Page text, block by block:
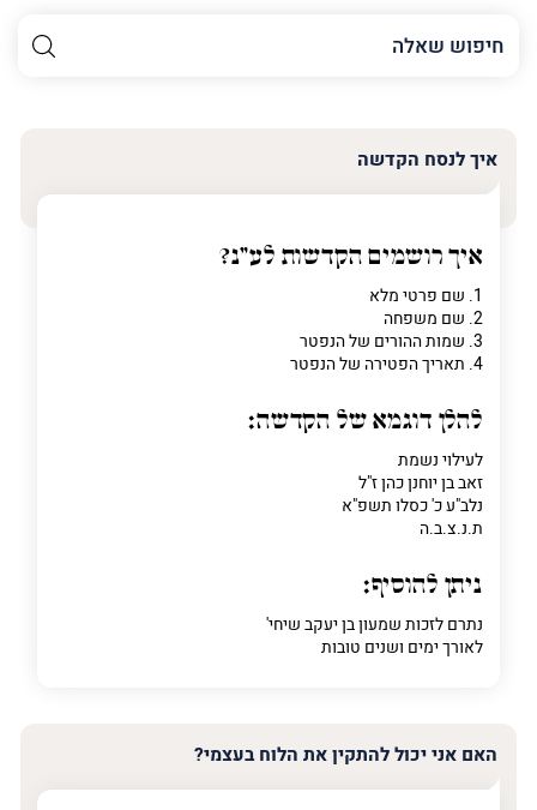
השם
שלך
פרט
על
מה
פרט על מה מדובר
איך לנסח הקדשה
איך רושמים הקדשות לע"נ?
1. שם פרטי מלא
2. שם משפחה
3. שמות ההורים של הנפטר
4. תאריך הפטירה של הנפטר
להלן דוגמא של הקדשה:
לעילוי נשמת
זאב בן יוחנן כהן ז"ל
נלב"ע כ' כסלו תשפ"א
ת.נ.צ.ב.ה
ניתן להוסיף:
נתרם לזכות שמעון בן יעקב שיחי'
לאורך ימים ושנים טובות
האם אני יכול להתקין את הלוח בעצמי?